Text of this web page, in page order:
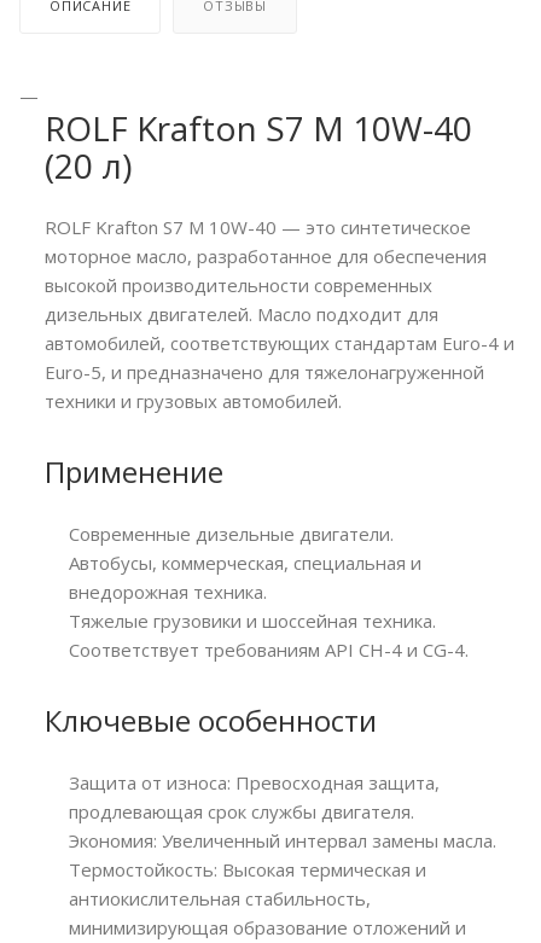
ОПИСАНИЕ ОТЗЫВЫ
ROLF Krafton S7 M 10W-40
(20 л)
ROLF Krafton S7 M 10W-40 — это синтетическое
моторное масло, разработанное для обеспечения
высокой производительности современных
дизельных двигателей. Масло подходит для
автомобилей, соответствующих стандартам Euro-4 и
Euro-5, и предназначено для тяжелонагруженной
техники и грузовых автомобилей.
Применение
Современные дизельные двигатели.
Автобусы, коммерческая, специальная и
внедорожная техника.
Тяжелые грузовики и шоссейная техника.
Соответствует требованиям API CH-4 и CG-4.
Ключевые особенности
Защита от износа: Превосходная защита,
продлевающая срок службы двигателя.
Экономия: Увеличенный интервал замены масла.
Термостойкость: Высокая термическая и
антиокислительная стабильность,
минимизирующая образование отложений и